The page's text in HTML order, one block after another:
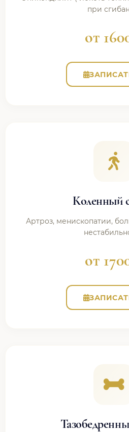
при
от
Коленный
Артроз, менископатии,
от